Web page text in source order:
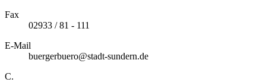
Fax
02933 / 81 - 111
E-Mail
buergerbuero@stadt-sundern.de
C.